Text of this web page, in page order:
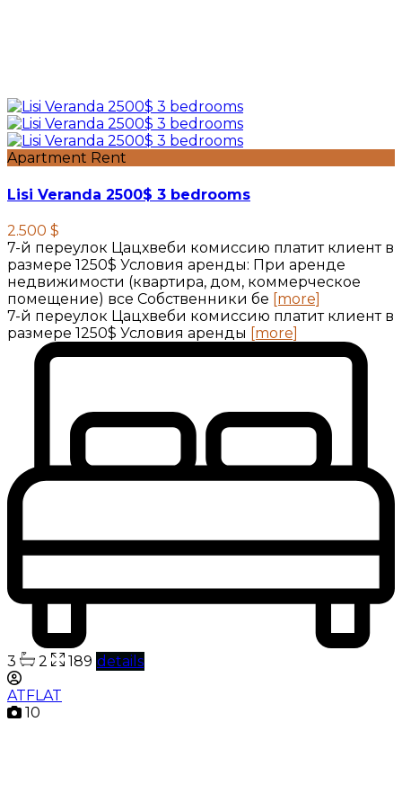
Apartment Rent
Lisi Veranda 2500$ 3 bedrooms
2.500 $
7-й переулок Цацхвеби комиссию платит клиент в
размере 1250$ Условия аренды: При аренде
недвижимости (квартира, дом, коммерческое
помещение) все Собственники бе [more]
7-й переулок Цацхвеби комиссию платит клиент в
размере 1250$ Условия аренды [more]
3 2 189 details
ATFLAT
10